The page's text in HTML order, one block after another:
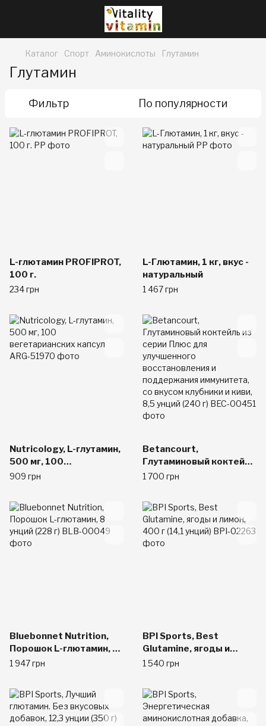
Каталог Спорт Аминокислоты Глутамин
Глутамин
Фильтр По популярности
L-глютамин PROFIPROT,
100 г.
234 грн
L-Глютамин, 1 кг, вкус -
натуральный
1 467 грн
Nutricology, L-глутамин,
500 мг, 100
вегетарианских капсул
909 грн
Betancourt,
Глутаминовый коктейль
из серии Плюс для
восстановления и
поддержания
иммунитета, со вкусом
клубники и киви, 8,5
унций (240 г)
1 700 грн
Bluebonnet Nutrition,
Порошок L-глютамин, 8
унций (228 г)
1 947 грн
BPI Sports, Best
Glutamine, ягоды и
лимон, 400 г (14,1 унций)
1 540 грн